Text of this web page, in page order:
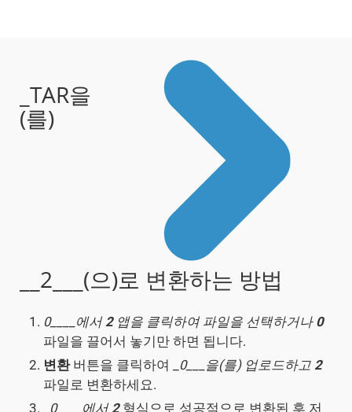
_TAR을
(를)
__2___(으)로 변환하는 방법
0____에서 2앱을 클릭하여 파일을 선택하거나 0
파일을 끌어서 놓기만 하면 됩니다.
변환버튼을 클릭하여 _ 0___을(를) 업로드하고 2
파일로 변환하세요.
0____에서 2형식으로 성공적으로 변환된 후 저